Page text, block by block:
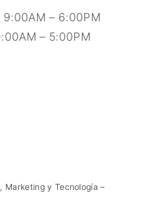
9:00AM – 6:00PM
– 5:00PM
Marketing y Tecnología –